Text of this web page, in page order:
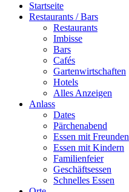
Startseite
Restaurants / Bars
Restaurants
Imbisse
Bars
Cafés
Gartenwirtschaften
Hotels
Alles Anzeigen
Anlass
Dates
Pärchenabend
Essen mit Freunden
Essen mit Kindern
Familienfeier
Geschäftsessen
Schnelles Essen